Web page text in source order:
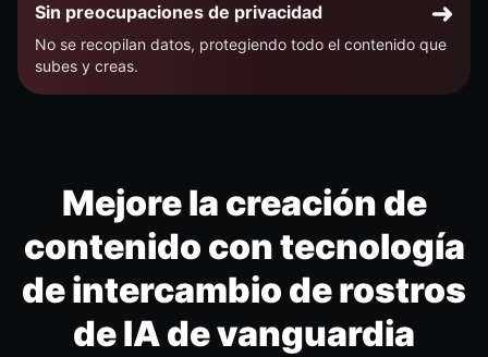
Sin preocupaciones de privacidad
No se recopilan datos, protegiendo todo el contenido que
subes y creas.
Mejore la creación de
contenido con tecnología
de intercambio de rostros
de IA de vanguardia